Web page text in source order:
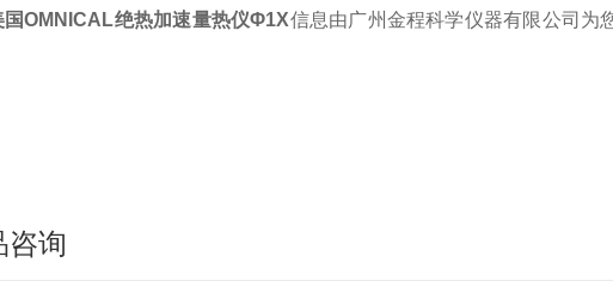
国OMNICAL绝热加速量热仪Φ1X信息由广州金程科学仪器有限公司为
咨询